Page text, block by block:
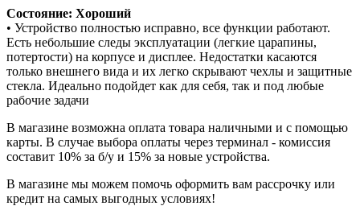
Состояние: Хороший
• Устройство полностью исправно, все функции работают.
Есть небольшие следы эксплуатации (легкие царапины,
потертости) на корпусе и дисплее. Недостатки касаются
только внешнего вида и их легко скрывают чехлы и защитные
стекла. Идеально подойдет как для себя, так и под любые
рабочие задачи
В магазине возможна оплата товара наличными и с помощью
карты. В случае выбора оплаты через терминал - комиссия
составит 10% за б/у и 15% за новые устройства.
В магазине мы можем помочь оформить вам рассрочку или
кредит на самых выгодных условиях!